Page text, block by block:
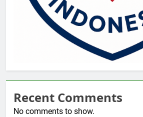
Recent Comments
No comments to show.